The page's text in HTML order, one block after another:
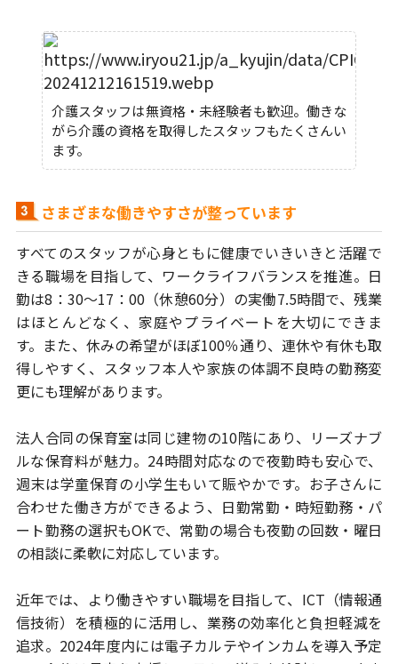
介護スタッフは無資格・未経験者も歓迎。働きな
がら介護の資格を取得したスタッフもたくさんい
ます。
さまざまな働きやすさが整っています
すべてのスタッフが心身ともに健康でいきいきと活躍で
きる職場を目指して、 ワークライフバランスを推進。日
勤は8：30～17：00（休憩60分）の実働7.5時間で、残業
はほとんどなく、家庭やプライベートを大切にできま
す。 また、休みの希望がほぼ100％通り、連休や有休も取
得しやすく、 スタッフ本人や家族の体調不良時の勤務変
更にも理解があります。
法人合同の保育室は同じ建物の10階にあり、リーズナブ
ルな保育料が魅力。 24時間対応なので夜勤時も安心で、
週末は学童保育の小学生もいて賑やかです。 お子さんに
合わせた働き方ができるよう、日勤常勤・時短勤務・パ
ート勤務の選択もOKで、常勤の場合も夜勤の回数・曜日
の相談に柔軟に対応しています。
近年では、より働きやすい職場を目指して、ICT（情報通
信技術）を積極的に活用し、業務の効率化と負担軽減を
追求。2024年度内には電子カルテやインカムを導入予定